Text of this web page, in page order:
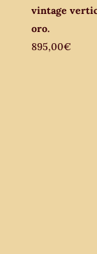
vintage
oro.
895,00€